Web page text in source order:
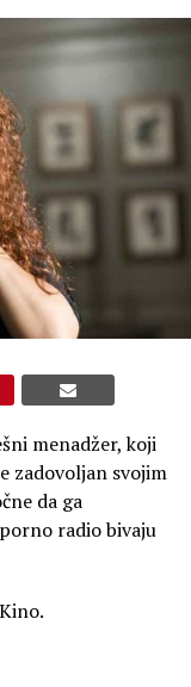
menadžer, koji
zadovoljan svojim
da ga
radio bivaju